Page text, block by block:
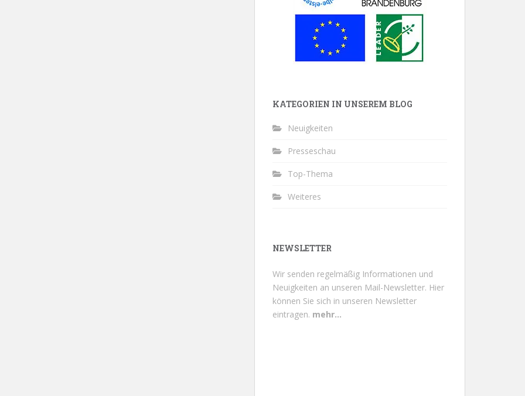
KATEGORIEN IN UNSEREM BLOG
Neuigkeiten
Presseschau
Top-Thema
Weiteres
NEWSLETTER
Wir senden regelmäßig Informationen und
Neuigkeiten an unseren Mail-Newsletter. Hier
können Sie sich in unseren Newsletter
eintragen. mehr...